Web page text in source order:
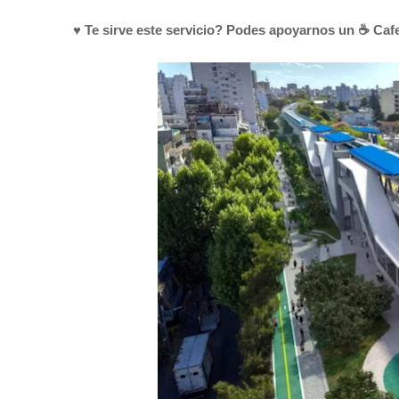
♥ Te sirve este servicio? Podes apoyarnos un ☕